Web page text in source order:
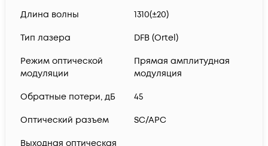
Длина волны
1310(±20)
Тип лазера DFB (Ortel)
Режим оптической
модуляции
Прямая амплитудная
модуляция
Обратные потери, дБ 45
Оптический разъем SC/APC
Выходная оптическая